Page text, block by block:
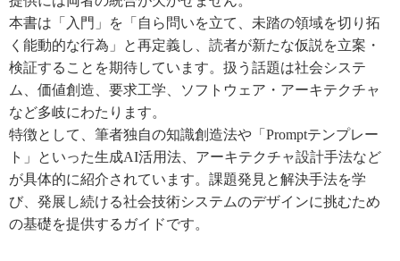
本書は「入門」を「自ら問いを立て、未踏の領域を切り拓
く能動的な行為」と再定義し、読者が新たな仮説を立案・
検証することを期待しています。扱う話題は社会システ
ム、価値創造、要求工学、ソフトウェア・アーキテクチャ
など多岐にわたります。
特徴として、筆者独自の知識創造法や「Promptテンプレー
ト」といった生成AI活用法、アーキテクチャ設計手法など
が具体的に紹介されています。課題発見と解決手法を学
び、発展し続ける社会技術システムのデザインに挑むため
の基礎を提供するガイドです。